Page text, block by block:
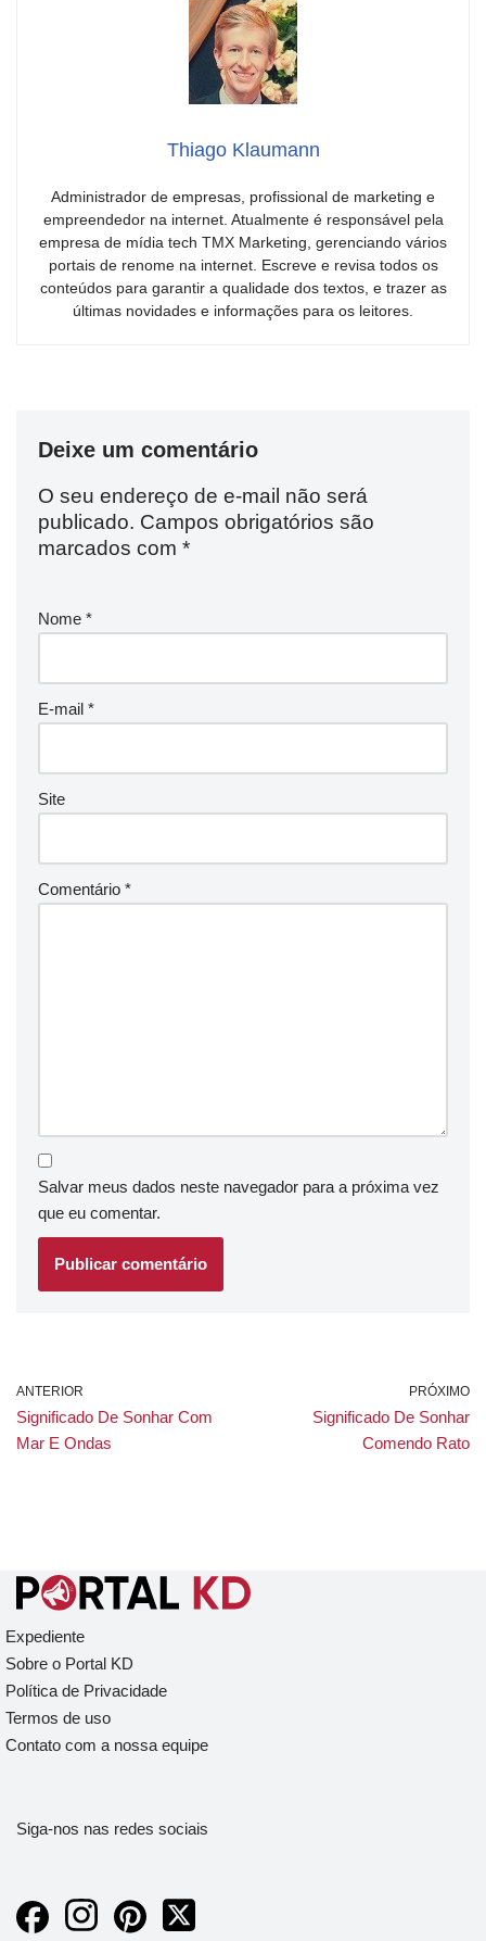
Thiago Klaumann
Administrador de empresas, profissional de marketing e
empreendedor na internet. Atualmente é responsável pela
empresa de mídia tech TMX Marketing, gerenciando vários
portais de renome na internet. Escreve e revisa todos os
conteúdos para garantir a qualidade dos textos, e trazer as
últimas novidades e informações para os leitores.
Deixe um comentário
O seu endereço de e-mail não será
publicado. Campos obrigatórios são
marcados com *
Nome *
E-mail *
Site
Comentário *
Salvar meus dados neste navegador para a próxima vez
que eu comentar.
ANTERIOR
Significado De Sonhar Com
Mar E Ondas
PRÓXIMO
Significado De Sonhar
Comendo Rato
Expediente
Sobre o Portal KD
Política de Privacidade
Termos de uso
Contato com a nossa equipe
Siga-nos nas redes sociais